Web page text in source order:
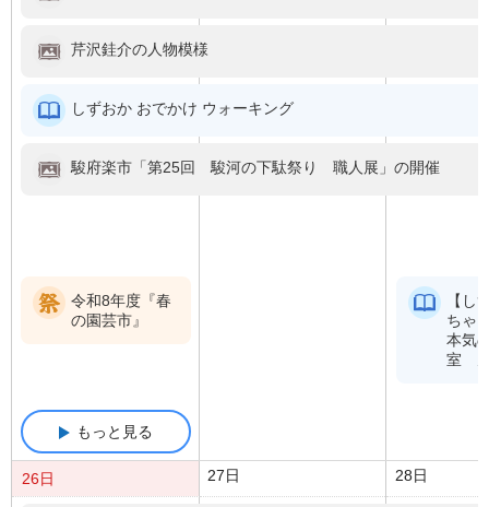
芹沢銈介の人物模様
しずおか おでかけ ウォーキング
駿府楽市「第25回 駿河の下駄祭り 職人展」の開催
令和8年度『春
の園芸市』
【し
ちゃ
本気
室
もっと見る
26日 27日 28日